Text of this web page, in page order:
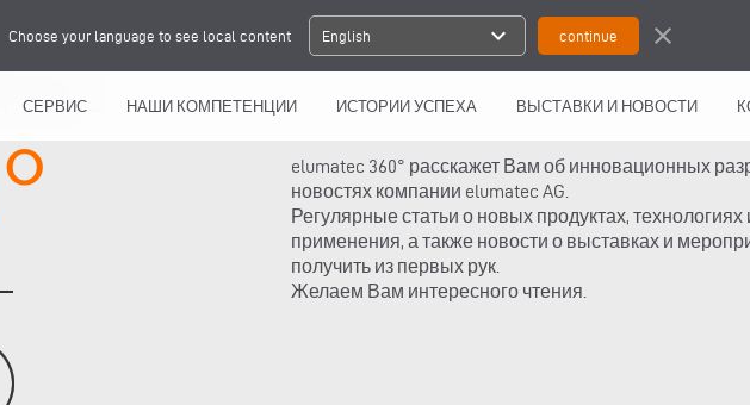
Choose your language to see local content English expand_more close
СЕРВИС НАШИ КОМПЕТЕНЦИИ ИСТОРИИ УСПЕХА ВЫСТАВКИ И НОВОСТИ
elumatec 360° расскажет Вам об инновационных
новостях компании elumatec AG.
Регулярные статьи о новых продуктах, технологиях
применения, а также новости о выставках и
получить из первых рук.
Желаем Вам интересного чтения.